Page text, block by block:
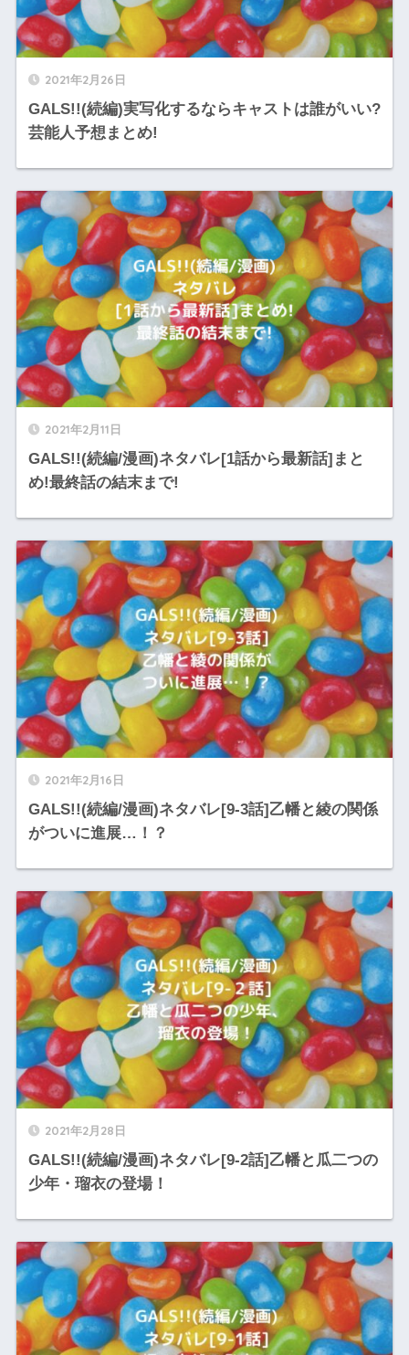
2021年2月26日
GALS!!(続編)実写化するならキャストは誰がいい?
芸能人予想まとめ!
2021年2月11日
GALS!!(続編/漫画)ネタバレ[1話から最新話]まと
め!最終話の結末まで!
2021年2月16日
GALS!!(続編/漫画)ネタバレ[9-3話]乙幡と綾の関係
がついに進展…！？
2021年2月28日
GALS!!(続編/漫画)ネタバレ[9-2話]乙幡と瓜二つの
少年・瑠衣の登場！